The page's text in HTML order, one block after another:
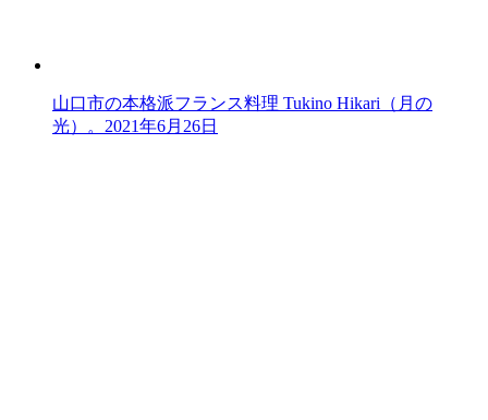
山口市の本格派フランス料理 Tukino Hikari（月の
光）。 2021年6月26日